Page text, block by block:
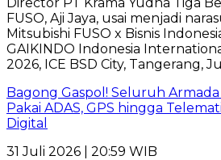
Bagong Gaspol! Seluruh Armada
Pakai ADAS, GPS hingga
Digital
31 Juli 2026 | 20:59 WIB